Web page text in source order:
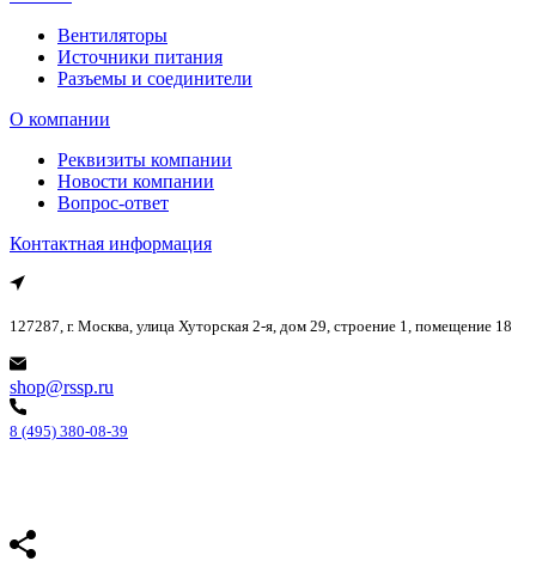
Вентиляторы
Источники питания
Разъемы и соединители
О компании
Реквизиты компании
Новости компании
Вопрос-ответ
Контактная информация
127287, г. Москва, улица Хуторская 2-я, дом 29, строение 1, помещение 18
shop@rssp.ru
8 (495) 380-08-39